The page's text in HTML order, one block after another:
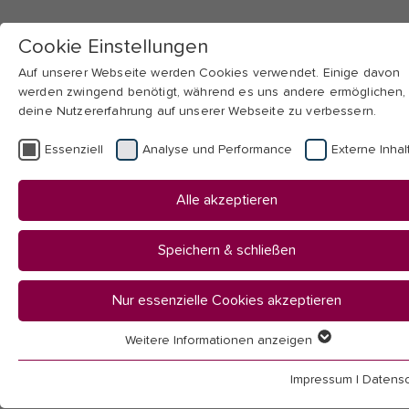
Skip to main navigation Skip to page footer
You
here:
Startseite
Transfer & Weiterbildung
Anwendung wissenschaftlicher Erkenntnisse
Forschungs- und Anwendungszentren
Zentrum für Migrations- und Integrationsstudien
News MiGS
Cookie Einstellungen
Auf unserer Webseite werden Cookies verwendet. Einige davon
werden zwingend benötigt, während es uns andere ermöglichen,
deine Nutzererfahrung auf unserer Webseite zu verbessern.
Essenziell Analyse und Performance Externe
Alle akzeptieren
Speichern & schließen
Nur essenzielle Cookies akzeptieren
Essenzielle Cookies werden für grundlegende Funktionen der
Weitere Informationen anzeigen
Impressum